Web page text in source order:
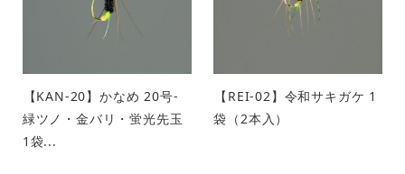
【KAN-20】かなめ 20号-
緑ツノ・金バリ・蛍光先玉
1袋...
【REI-02】令和サキガケ 1
袋（2本入）